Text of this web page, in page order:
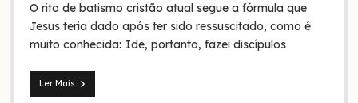
O rito de batismo cristão atual segue a fórmula que
Jesus teria dado após ter sido ressuscitado, como é
muito conhecida: Ide, portanto, fazei discípulos
Ler Mais
Mateus